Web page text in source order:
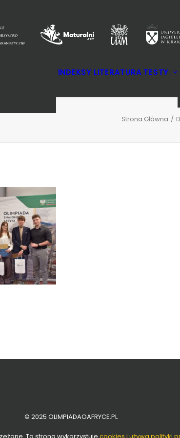
INDEKSY LITERATURA TESTY
Strona Główna
© 2025 OLIMPIADAOAFRYCE.PL